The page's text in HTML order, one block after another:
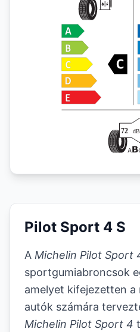
Pilot Sport 4 S
A Michelin Pilot Sport
sportgumiabroncsok
amelyet kifejezetten a
autók számára
Michelin Pilot Sport 4